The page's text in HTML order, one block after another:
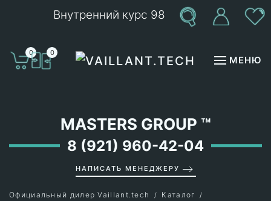
Внутренний курс 98
0 0
МЕНЮ
MASTERS GROUP ™
8 (921) 960-42-04
НАПИСАТЬ МЕНЕДЖЕРУ
Официальный дилер Vaillant.tech
Каталог